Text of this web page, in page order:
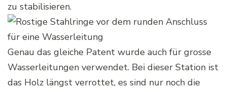
zu stabilisieren.
Genau das gleiche Patent wurde auch für grosse
Wasserleitungen verwendet. Bei dieser Station ist
das Holz längst verrottet, es sind nur noch die